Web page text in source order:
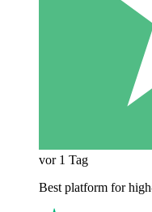
vor 1 Tag
Best platform for